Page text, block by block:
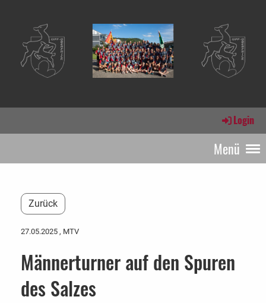
Login
Menü
Zurück
27.05.2025 , MTV
Männerturner auf den Spuren
des Salzes